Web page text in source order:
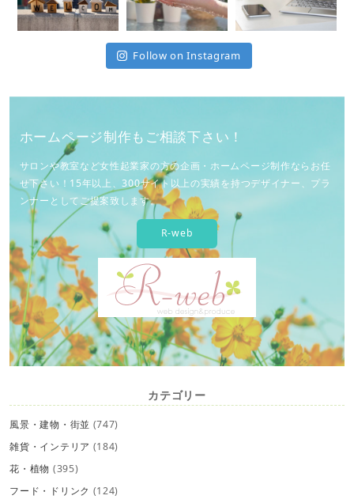
Follow on Instagram
ホームページ制作もご相談下さい！
サロンや教室など女性起業家の方の企画・ホームページ制作ならお任
せ下さい！15年以上、300サイト以上の実績を持つデザイナー、プラ
ンナーとしてご提案致します。
R-web
カテゴリー
風景・建物・街並 (747)
雑貨・インテリア (184)
花・植物 (395)
フード・ドリンク (124)